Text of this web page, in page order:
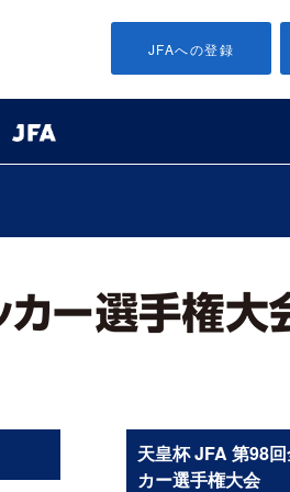
JFAへの登録
天皇杯 JFA 第98
カー選手権大会